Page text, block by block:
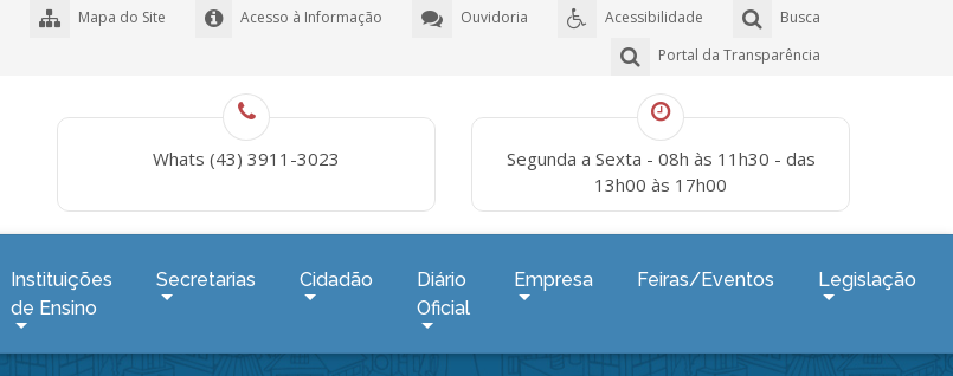
Busca
Acessibilidade
Ouvidoria
Acesso à Informação
Mapa do Site
Portal da Transparência
Whats (43) 3911-3023
Segunda a Sexta - 08h às 11h30 - das
13h00 às 17h00
Instituições
de Ensino
Secretarias Cidadão
Diário
Oficial
Empresa Feiras/Eventos Legislação